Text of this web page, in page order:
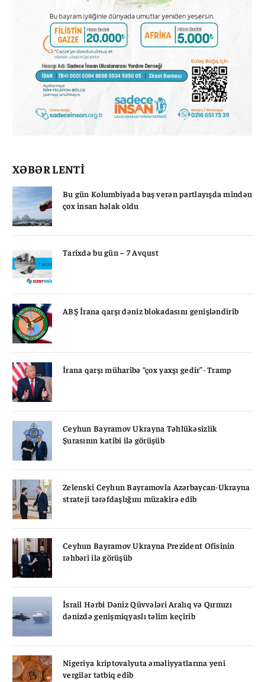
XƏBƏR LENTİ
Bu gün Kolumbiyada baş verən partlayışda mindən
çox insan həlak oldu
Tarixdə bu gün – 7 Avqust
ABŞ İrana qarşı dəniz blokadasını genişləndirib
İrana qarşı müharibə “çox yaxşı gedir”- Tramp
Ceyhun Bayramov Ukrayna Təhlükəsizlik
Şurasının katibi ilə görüşüb
Zelenski Ceyhun Bayramovla Azərbaycan-Ukrayna
strateji tərəfdaşlığını müzakirə edib
Ceyhun Bayramov Ukrayna Prezident Ofisinin
rəhbəri ilə görüşüb
İsrail Hərbi Dəniz Qüvvələri Aralıq və Qırmızı
dənizdə genişmiqyaslı təlim keçirib
Nigeriya kriptovalyuta əməliyyatlarına yeni
vergilər tətbiq edib